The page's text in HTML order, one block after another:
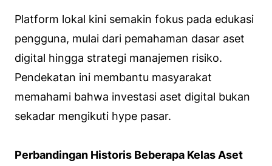
Platform lokal kini semakin fokus pada edukasi
pengguna, mulai dari pemahaman dasar aset
digital hingga strategi manajemen risiko.
Pendekatan ini membantu masyarakat
memahami bahwa investasi aset digital bukan
sekadar mengikuti hype pasar.
Perbandingan Historis Beberapa Kelas Aset